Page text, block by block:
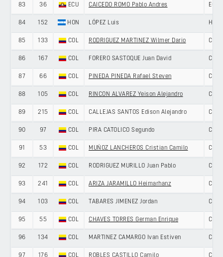
83 36 ECU CAICEDO ROMO Pablo Andres
84 152 HON LÓPEZ Luis
85 133 COL RODRIGUEZ MARTINEZ Wilmer Dario
86 167 COL FORERO SASTOQUE Juan David
87 66 COL PINEDA PINEDA Rafael Steven
88 105 COL RINCON ALVAREZ Yeison Alejandro
89 215 COL CALLEJAS SANTOS Edison Alejandro
90 97 COL PIRA CATOLICO Segundo
91 53 COL MUÑOZ LANCHEROS Cristian Camilo
92 172 COL RODRIGUEZ MURILLO Juan Pablo
93 241 COL ARIZA JARAMILLO Heimarhanz
94 103 COL TABARES JIMENEZ Jordan
95 55 COL CHAVES TORRES German Enrique
96 134 COL MARTINEZ CAMARGO Ivan Estiven
97 176 COL ROBLES CASTILLO Camilo